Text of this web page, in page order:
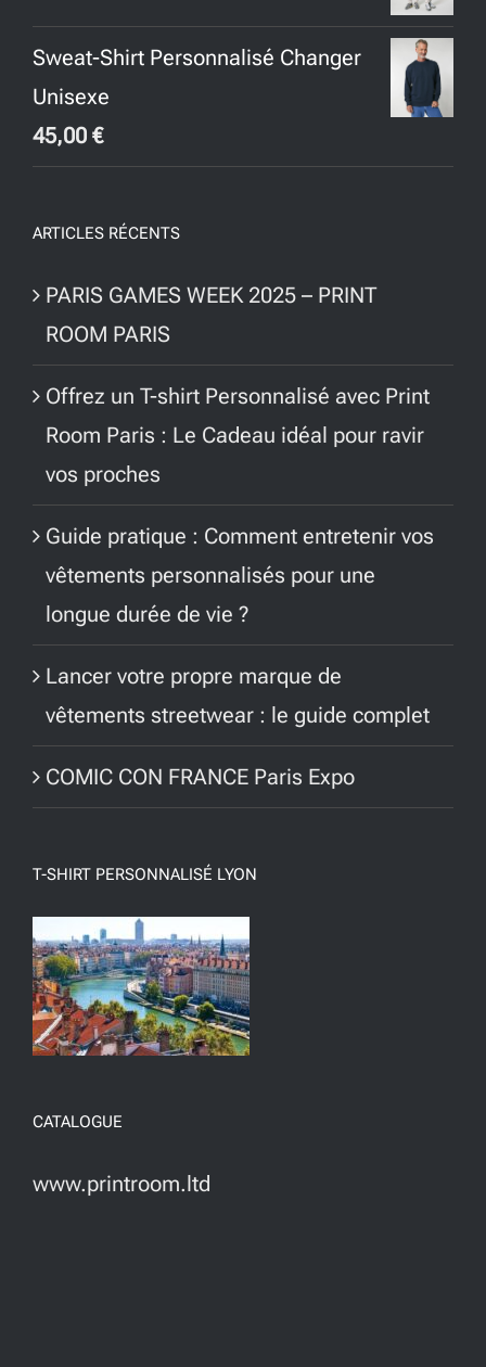
65,00 €.45,00 €.
Sweat-Shirt Personnalisé Changer
Unisexe
45,00€
ARTICLES RÉCENTS
PARIS GAMES WEEK 2025 – PRINT
ROOM PARIS
Offrez un T-shirt Personnalisé avec Print
Room Paris : Le Cadeau idéal pour ravir
vos proches
Guide pratique : Comment entretenir vos
vêtements personnalisés pour une
longue durée de vie ?
Lancer votre propre marque de
vêtements streetwear : le guide complet
COMIC CON FRANCE Paris Expo
T-SHIRT PERSONNALISÉ LYON
CATALOGUE
www.printroom.ltd